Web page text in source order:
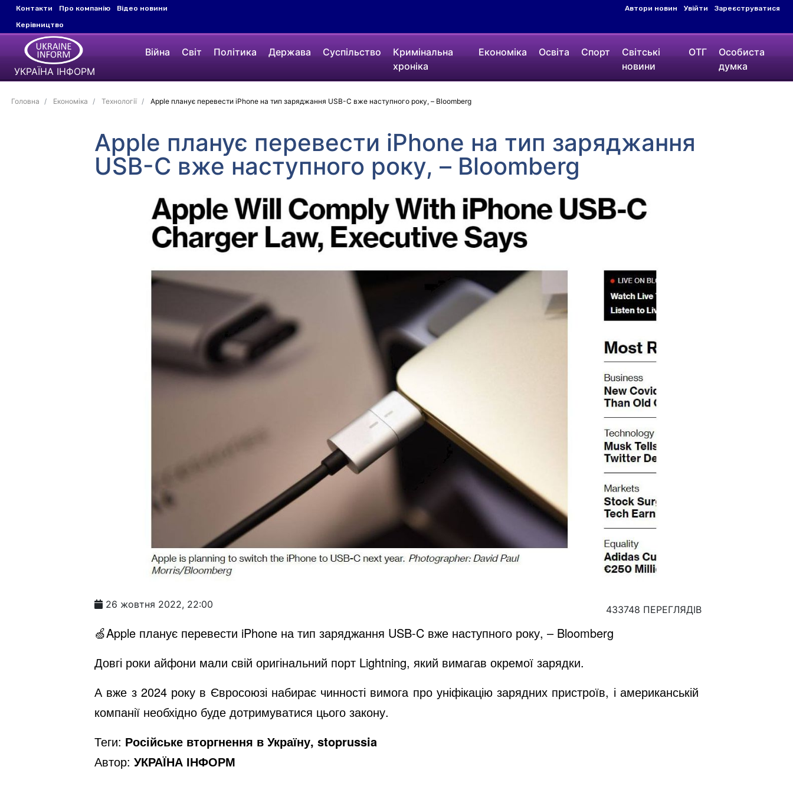
Контакти Про компанію
Відео новини
Керівництво
Автори новин Увійти Зареєструватися
УКРАЇНА ІНФОРМ
Війна Світ Політика Держава Суспільство
Кримінальна
хроніка
Економіка Освіта Спорт
Світські
новини
ОТГ
Особиста
думка
Головна Економіка Технології Apple планує перевести iPhone на тип заряджання USB-C вже наступного року, – Bloomberg
Apple планує перевести iPhone на тип заряджання
USB-C вже наступного року, – Bloomberg
26 жовтня 2022, 22:00 433748 ПЕРЕГЛЯДІВ
🍏Apple планує перевести iPhone на тип заряджання USB-C вже наступного року, – Bloomberg
Довгі роки айфони мали свій оригінальний порт Lightning, який вимагав окремої зарядки.
А вже з 2024 року в Євросоюзі набирає чинності вимога про уніфікацію зарядних пристроїв, і американській
компанії необхідно буде дотримуватися цього закону.
Теги: Російське вторгнення в Україну, stoprussia
Автор: УКРАЇНА ІНФОРМ